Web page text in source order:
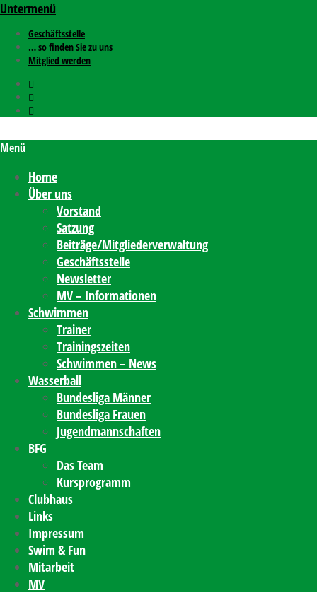
Untermenü
Geschäftsstelle
… so finden Sie zu uns
Mitglied werden
Menü
Home
Über uns
Vorstand
Satzung
Beiträge/Mitgliederverwaltung
Geschäftsstelle
Newsletter
MV – Informationen
Schwimmen
Trainer
Trainingszeiten
Schwimmen – News
Wasserball
Bundesliga Männer
Bundesliga Frauen
Jugendmannschaften
BFG
Das Team
Kursprogramm
Clubhaus
Links
Impressum
Swim & Fun
Mitarbeit
MV